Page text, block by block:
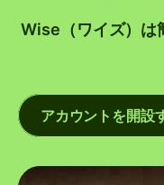
Wise（ワイズ）は
アカウントを開設